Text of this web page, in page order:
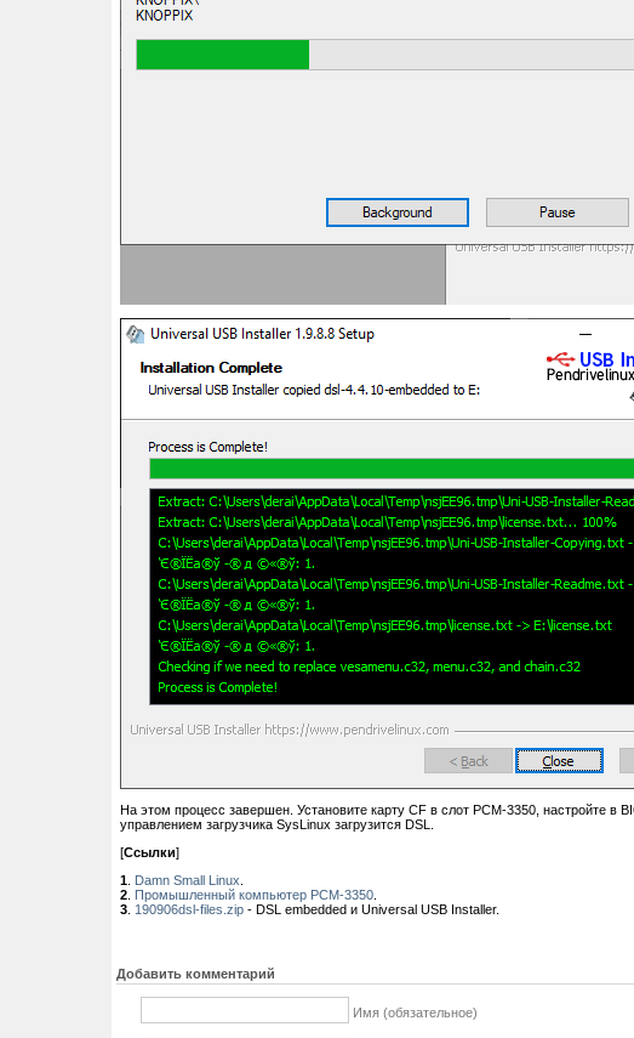
На этом процесс завершен. Установите карту CF в слот PCM-3350, настройте в
управлением загрузчика SysLinux загрузится DSL.
[Ссылки]
1 Damn Small Linux
2 Промышленный компьютер PCM-3350
3 190906dsl-files.zip - DSL embedded и Universal USB Installer.
Добавить комментарий
Имя (обязательное)